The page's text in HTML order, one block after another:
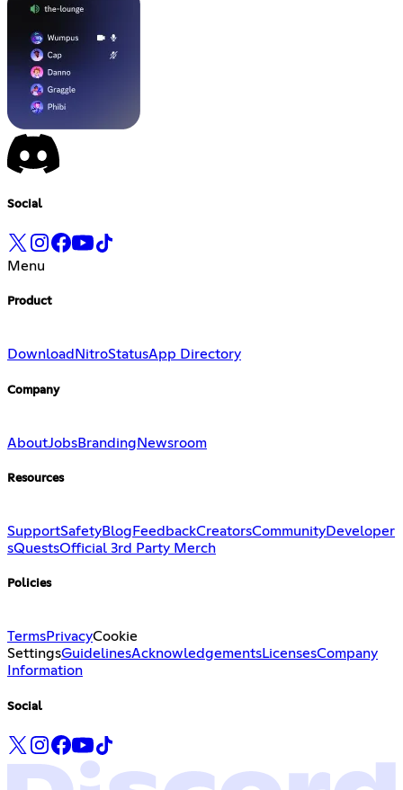
Social
Menu
Product
Download NitroStatusApp Directory
Company
AboutJobsBranding Newsroom
Resources
SupportSafetyBlog FeedbackCreatorsCommunityDeveloper
sQuestsOfficial 3rd Party Merch
Policies
TermsPrivacyCookie
SettingsGuidelinesAcknowledgementsLicensesCompany
Information
Social